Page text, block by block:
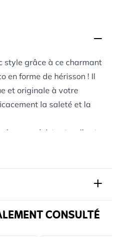
style grâce à ce charmant
en forme de hérisson ! Il
et originale à votre
la saleté et la
coco résistantes, il est
tout en restant doux
972310119CONSULTÉ